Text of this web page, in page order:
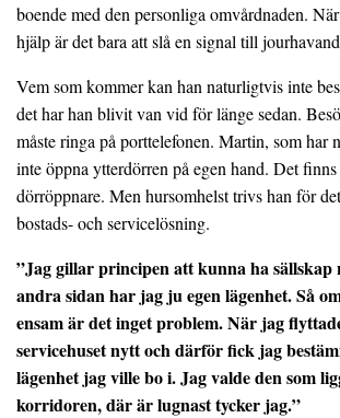
boende med den personliga omvårdnaden.
hjälp är det bara att slå en signal till
Vem som kommer kan han naturligtvis inte
det har han blivit van vid för länge sedan.
måste ringa på porttelefonen. Martin, som har
inte öppna ytterdörren på egen hand. Det
dörröppnare. Men hursomhelst trivs han för
bostads- och servicelösning.
”Jag gillar principen att kunna ha
andra sidan har jag ju egen lägenhet. Så
ensam är det inget problem. När jag
servicehuset nytt och därför fick jag
lägenhet jag ville bo i. Jag valde den som
korridoren, där är lugnast tycker jag.”